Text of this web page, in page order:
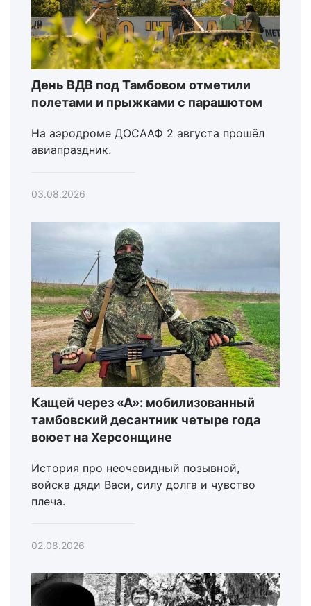
День ВДВ под Тамбовом отметили
полетами и прыжками с парашютом
На аэродроме ДОСААФ 2 августа прошёл
авиапраздник.
03.08.2026
Кащей через «А»: мобилизованный
тамбовский десантник четыре года
воюет на Херсонщине
История про неочевидный позывной,
войска дяди Васи, силу долга и чувство
плеча.
02.08.2026